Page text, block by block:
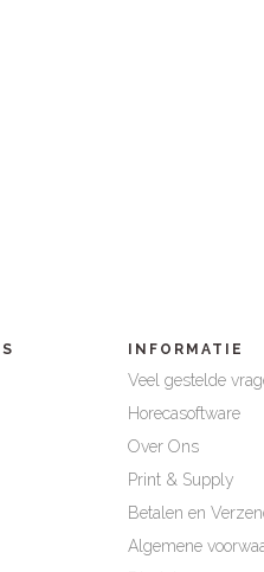
INFORMATIE
Veel gestelde
Horecasoftware
Over Ons
Print & Supply
Betalen en
Algemene